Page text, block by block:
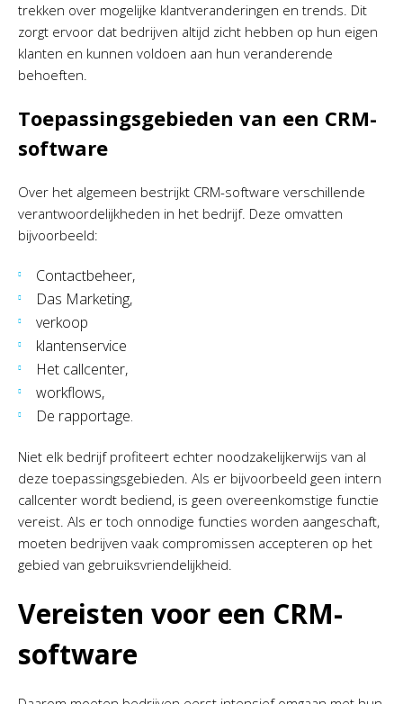
trekken over mogelijke klantveranderingen en trends. Dit
zorgt ervoor dat bedrijven altijd zicht hebben op hun eigen
klanten en kunnen voldoen aan hun veranderende
behoeften.
Toepassingsgebieden van een CRM-
software
Over het algemeen bestrijkt CRM-software verschillende
verantwoordelijkheden in het bedrijf. Deze omvatten
bijvoorbeeld:
Contactbeheer,
Das Marketing,
verkoop
klantenservice
Het callcenter,
workflows,
De rapportage.
Niet elk bedrijf profiteert echter noodzakelijkerwijs van al
deze toepassingsgebieden. Als er bijvoorbeeld geen intern
callcenter wordt bediend, is geen overeenkomstige functie
vereist. Als er toch onnodige functies worden aangeschaft,
moeten bedrijven vaak compromissen accepteren op het
gebied van gebruiksvriendelijkheid.
Vereisten voor een CRM-
software